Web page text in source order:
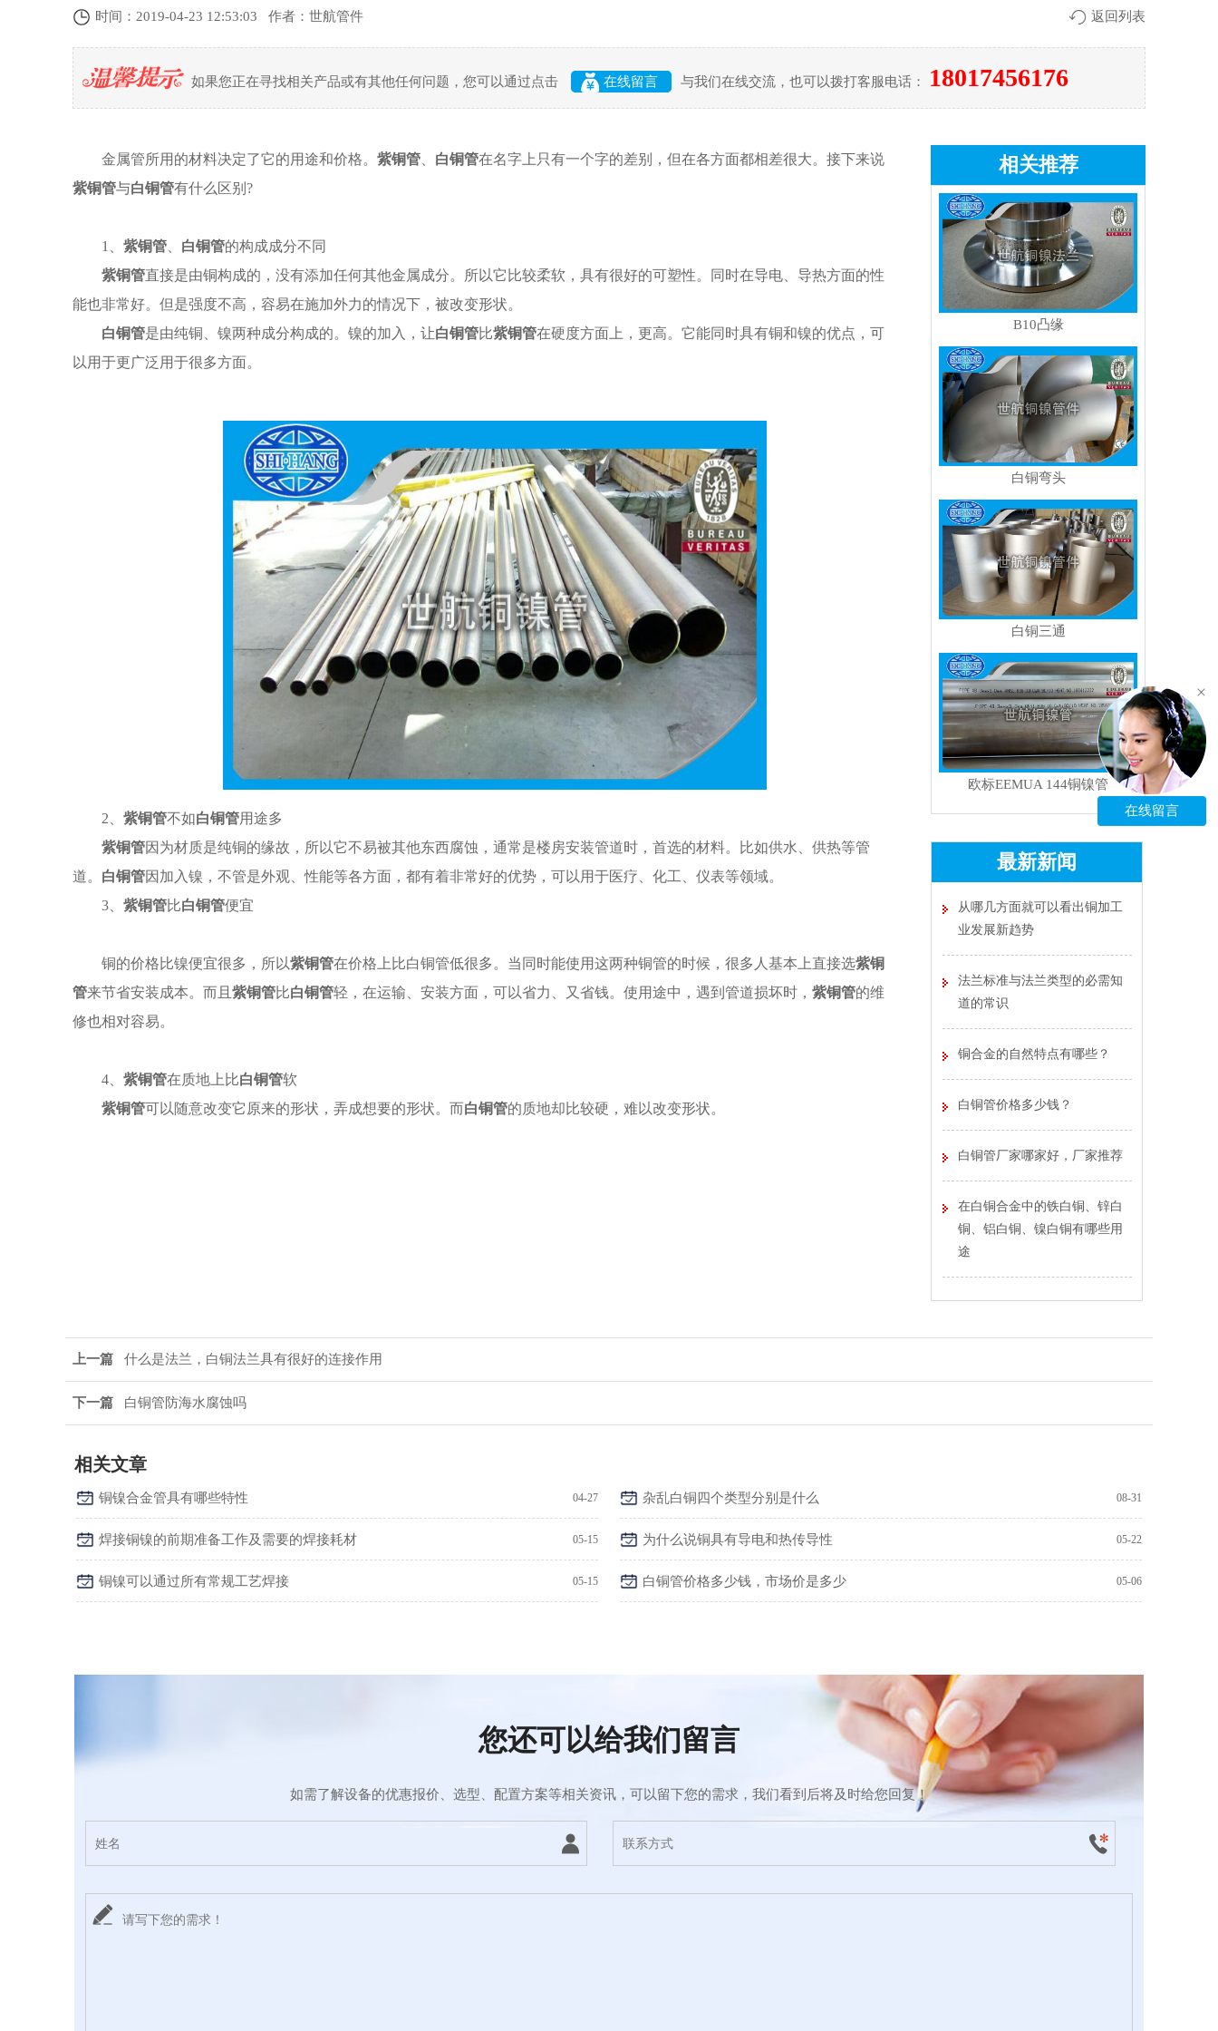
时间：2019-04-23 12:53:03 作者：世航管件 返回列表
如果您正在寻找相关产品或有其他任何问题，您可以通过点击 在线留言 与我们在线交流，也可以拨打客服电话： 18017456176
金属管所用的材料决定了它的用途和价格。 紫铜管 白铜管在名字上只有一个字的差别，但在各方面都相差很大。接下来说
紫铜管与白铜管有什么区别?
1、 紫铜管 白铜管的构成成分不同
紫铜管直接是由铜构成的，没有添加任何其他金属成分。所以它比较柔软，具有很好的可塑性。同时在导电、导热方面的性
能也非常好。但是强度不高，容易在施加外力的情况下，被改变形状。
白铜管是由纯铜、镍两种成分构成的。镍的加入，让白铜管比紫铜管在硬度方面上，更高。它能同时具有铜和镍的优点，可
以用于更广泛用于很多方面。
2、 紫铜管不如白铜管用途多
紫铜管因为材质是纯铜的缘故，所以它不易被其他东西腐蚀，通常是楼房安装管道时，首选的材料。比如供水、供热等管
道。 白铜管因加入镍，不管是外观、性能等各方面，都有着非常好的优势，可以用于医疗、化工、仪表等领域。
3、 紫铜管比白铜管便宜
铜的价格比镍便宜很多，所以紫铜管在价格上比白铜管低很多。当同时能使用这两种铜管的时候，很多人基本上直接选紫铜
管来节省安装成本。而且 紫铜管比白铜管轻，在运输、安装方面，可以省力、又省钱。使用途中，遇到管道损坏时， 紫铜管的维
修也相对容易。
4、 紫铜管在质地上比白铜管软
紫铜管可以随意改变它原来的形状，弄成想要的形状。而白铜管的质地却比较硬，难以改变形状。
相关推荐
B10凸缘
白铜弯头
白铜三通
欧标EEMUA 144铜镍管
最新新闻
从哪几方面就可以看出铜加工
业发展新趋势
法兰标准与法兰类型的必需知
道的常识
铜合金的自然特点有哪些？
白铜管价格多少钱？
白铜管厂家哪家好，厂家推荐
在白铜合金中的铁白铜、锌白
铜、铝白铜、镍白铜有哪些用
途
上一篇 什么是法兰，白铜法兰具有很好的连接作用
下一篇 白铜管防海水腐蚀吗
相关文章
铜镍合金管具有哪些特性 04-27 杂乱白铜四个类型分别是什么 08-31
焊接铜镍的前期准备工作及需要的焊接耗材 05-15 为什么说铜具有导电和热传导性 05-22
铜镍可以通过所有常规工艺焊接 05-15 白铜管价格多少钱，市场价是多少 05-06
您还可以给我们留言
如需了解设备的优惠报价、选型、配置方案等相关资讯，可以留下您的需求，我们看到后将及时给您回复！
在线留言